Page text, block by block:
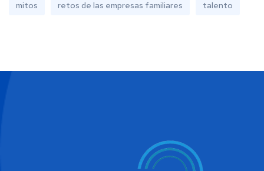
mitos retos de las empresas familiares talento